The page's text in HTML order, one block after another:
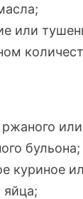
или
бульона;
куриное
яйца;